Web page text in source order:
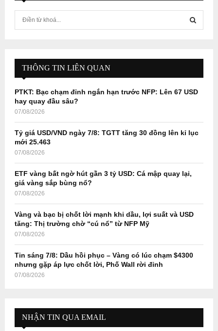
f
r
E
A
H
THÔNG TIN LIÊN QUAN
PTKT: Bạc chạm đỉnh ngắn hạn trước NFP: Lên 67 USD
hay quay đầu sâu?
07/08/2026
Tỷ giá USD/VND ngày 7/8: TGTT tăng 30 đồng lên kỉ lục
mới 25.463
07/08/2026
ETF vàng bất ngờ hút gần 3 tỷ USD: Cá mập quay lại,
giá vàng sắp bùng nổ?
07/08/2026
Vàng và bạc bị chốt lời mạnh khi dầu, lợi suất và USD
tăng: Thị trường chờ “cú nổ” từ NFP Mỹ
07/08/2026
Tin sáng 7/8: Dầu hồi phục – Vàng có lúc chạm $4300
nhưng gặp áp lực chốt lời, Phố Wall rời đỉnh
07/08/2026
NHẬN TIN QUA EMAIL